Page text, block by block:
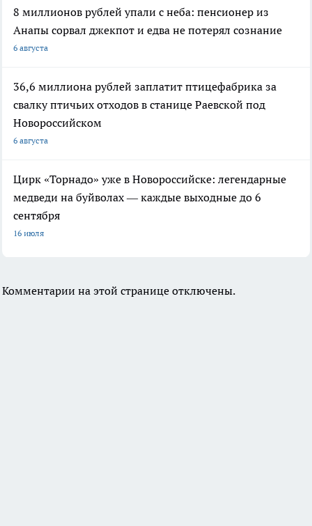
8 миллионов рублей упали с неба: пенсионер из
Анапы сорвал джекпот и едва не потерял сознание
6 августа
36,6 миллиона рублей заплатит птицефабрика за
свалку птичьих отходов в станице Раевской под
Новороссийском
6 августа
Цирк «Торнадо» уже в Новороссийске: легендарные
медведи на буйволах — каждые выходные до 6
сентября
16 июля
Комментарии на этой странице отключены.